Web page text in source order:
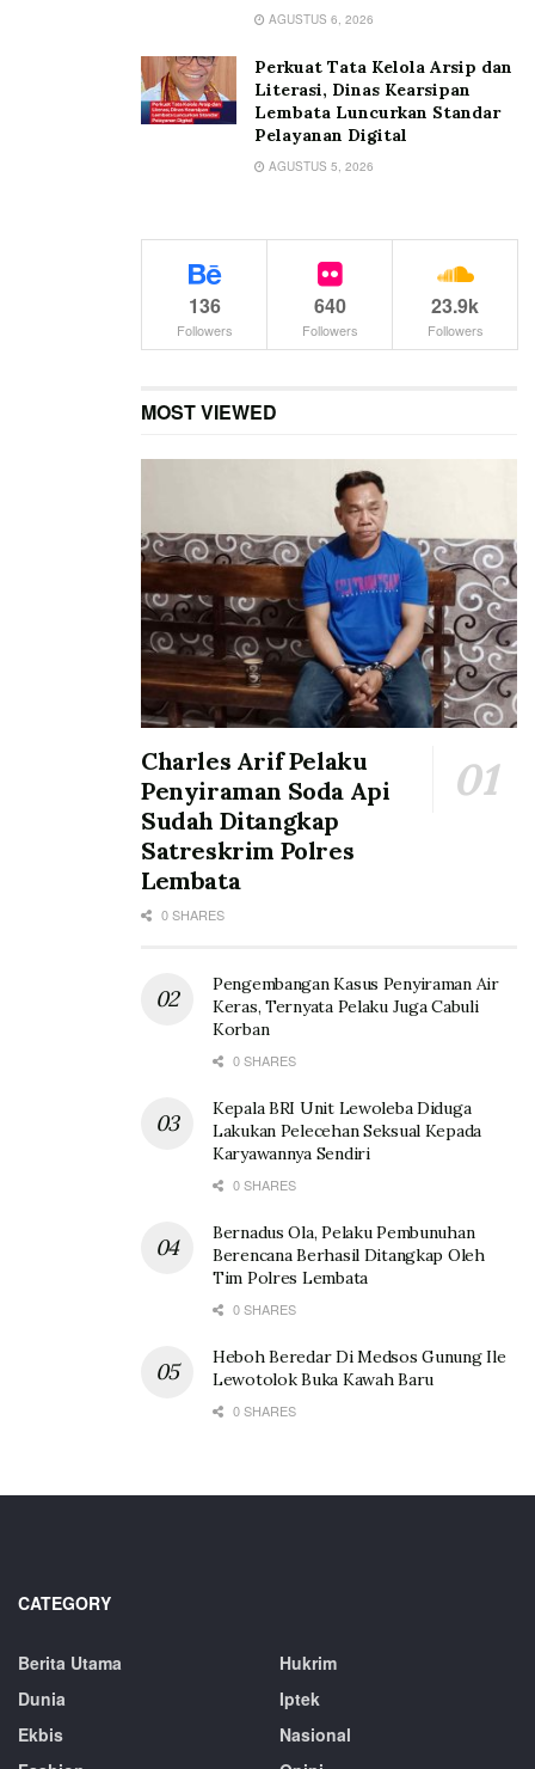
AGUSTUS 6, 2026
Perkuat Tata Kelola Arsip dan
Literasi, Dinas Kearsipan
Lembata Luncurkan Standar
Pelayanan Digital
AGUSTUS 5, 2026
136
Followers
640
Followers
23.9k
Followers
MOST VIEWED
Charles Arif Pelaku
Penyiraman Soda Api
Sudah Ditangkap
Satreskrim Polres
Lembata
0 SHARES
Pengembangan Kasus Penyiraman Air
Keras, Ternyata Pelaku Juga Cabuli
Korban
0 SHARES
Kepala BRI Unit Lewoleba Diduga
Lakukan Pelecehan Seksual Kepada
Karyawannya Sendiri
0 SHARES
Bernadus Ola, Pelaku Pembunuhan
Berencana Berhasil Ditangkap Oleh
Tim Polres Lembata
0 SHARES
Heboh Beredar Di Medsos Gunung Ile
Lewotolok Buka Kawah Baru
0 SHARES
CATEGORY
Berita Utama
Dunia
Ekbis
Hukrim
Iptek
Nasional